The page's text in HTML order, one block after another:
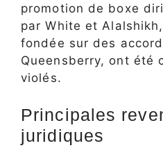
promotion de boxe
par White et
fondée sur des
Queensberry, ont été
violés.
Principales
juridiques